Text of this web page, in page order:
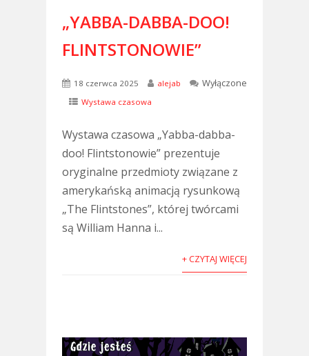
„YABBA-DABBA-DOO!
FLINTSTONOWIE”
18 czerwca 2025 alejab Wyłączone
Wystawa czasowa
Wystawa czasowa „Yabba-dabba-
doo! Flintstonowie” prezentuje
oryginalne przedmioty związane z
amerykańską animacją rysunkową
„The Flintstones”, której twórcami
są William Hanna i...
+ CZYTAJ WIĘCEJ